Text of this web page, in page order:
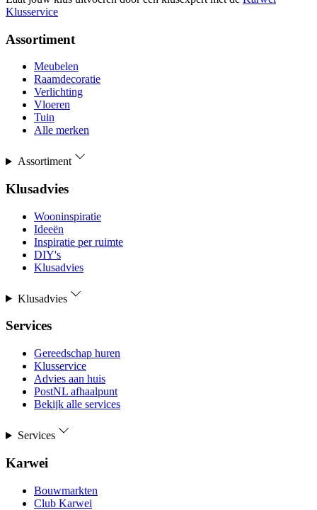
Klusservice
Assortiment
Meubelen
Raamdecoratie
Verlichting
Vloeren
Tuin
Alle merken
Assortiment
Klusadvies
Wooninspiratie
Ideeën
Inspiratie per ruimte
DIY's
Klusadvies
Klusadvies
Services
Gereedschap huren
Klusservice
Advies aan huis
PostNL afhaalpunt
Bekijk alle services
Services
Karwei
Bouwmarkten
Club Karwei